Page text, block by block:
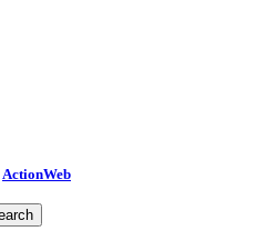
ActionWeb